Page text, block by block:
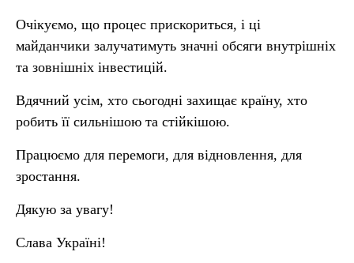
Очікуємо, що процес прискориться, і ці
майданчики залучатимуть значні обсяги внутрішніх
та зовнішніх інвестицій.
Вдячний усім, хто сьогодні захищає країну, хто
робить її сильнішою та стійкішою.
Працюємо для перемоги, для відновлення, для
зростання.
Дякую за увагу!
Слава Україні!